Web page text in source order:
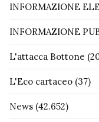
INFORMAZIONE
INFORMAZIONE
L'attacca Bottone
L'Eco cartaceo (37)
News (42.652)